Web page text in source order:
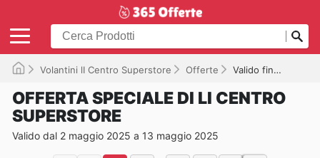
Volantini lI Centro Superstore Offerte Valido fino a 13/05/2025
OFFERTA SPECIALE DI LI CENTRO
SUPERSTORE
Valido dal 2 maggio 2025 a 13 maggio 2025